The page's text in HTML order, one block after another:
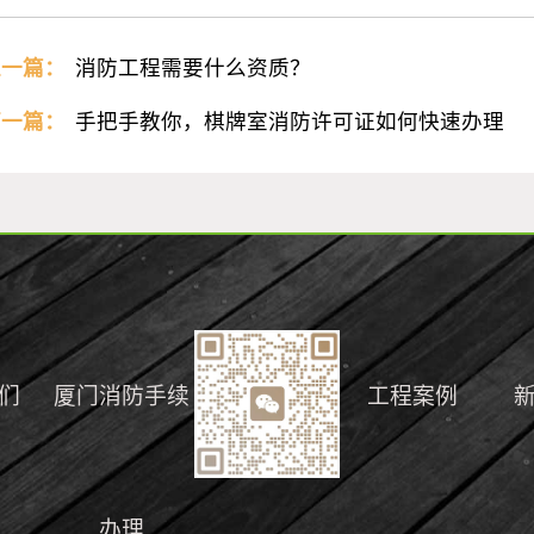
篇： 消防工程需要什么资质？
篇： 手把手教你，棋牌室消防许可证如何快速办理
厦门消防手续 工程案例